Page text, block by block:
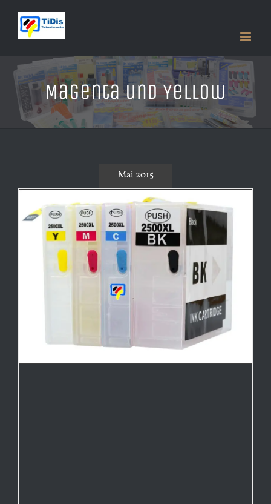
Inhalt
Magenta und Yellow
Mai 2015